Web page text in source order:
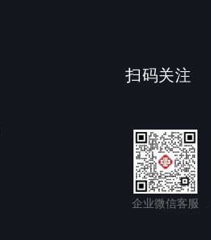
扫码关注
企业微信客服